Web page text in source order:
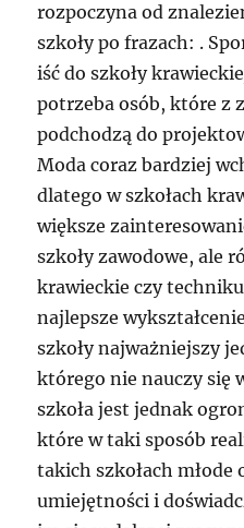
rozpoczyna od
szkoły po frazach: .
iść do szkoły
potrzeba osób, które z
podchodzą do
Moda coraz bardziej
dlatego w szkołach
większe
szkoły zawodowe, ale
krawieckie czy
najlepsze
szkoły najważniejszy
którego nie nauczy się
szkoła jest jednak
które w taki sposób
takich szkołach młode
umiejętności i